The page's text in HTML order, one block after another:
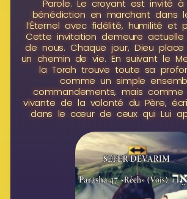
Parole. Le croyant est invité
bénédiction en marchant dans
l’Éternel avec fidélité, humilité et
Cette invitation demeure
de nous. Chaque jour, Dieu
un chemin de vie. En suivant le
la Torah trouve toute sa
comme un simple
commandements, mais comme
vivante de la volonté du Père,
dans le cœur de ceux qui Lui